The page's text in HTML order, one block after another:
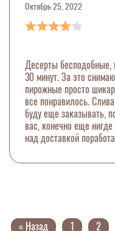
Октябрь 25, 2022
Десерты бесподобные,
30 минут. За это
пирожные просто
все понравилось.
буду еще заказывать,
вас, конечно еще
над доставкой
« Назад 1 2